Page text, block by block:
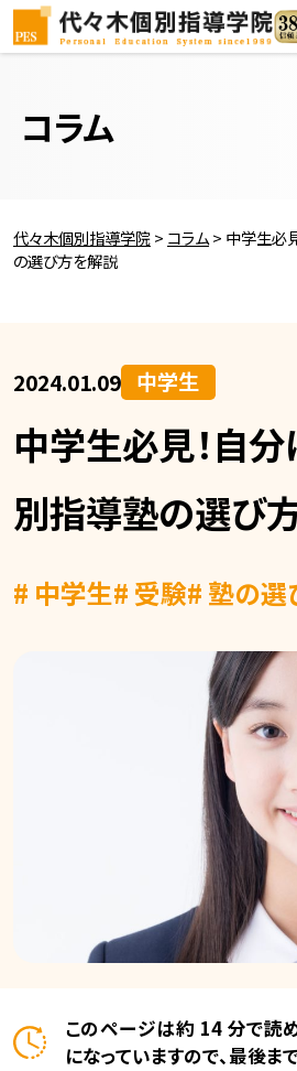
コラム
代々木個別指導学院> コラム> 中学生必
の選び方を解説
2024.01.09 中学生
中学生必見！自
別指導塾の選び
# 中学生# 受験# 塾の選
このページは約 14 分で読
になっていますので、最後ま